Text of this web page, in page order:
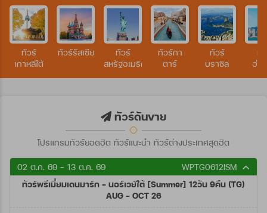
คำค้นหา/รหัสทัวร์
ประเทศ
ถึงวันที่
ค้นหา
ทัวร์
เกาหลีใต้
ทัวร์รัสเซีย
ทัวร์
สหรัฐอเมริกา
ทัวร์กา
ตาร์
ทัวร์
บราซิล
ทั
ฮ่อ
ทัวร์ดันขาย
โปรแกรมทัวร์ยอดฮิต ทัวร์แนะนำ ทัวร์ต่างประเทศสุดฮิต
02 ต.ค. 69 - 13 ต.ค. 69
WPTG0612ISM
ทัวร์พรีเมี่ยมเดนมาร์ก - นอร์เวย์ใต้ [Summer] 12วัน 9คืน (TG)
AUG - OCT 26